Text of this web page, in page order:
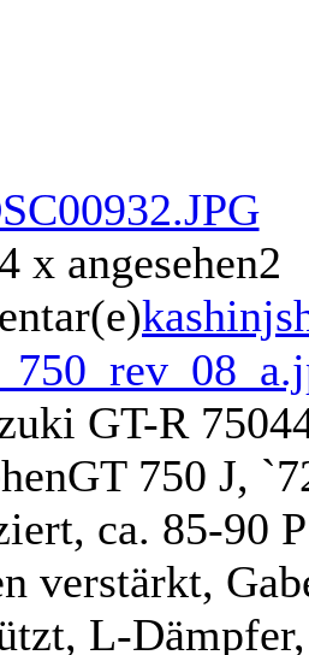
x angesehen2
GT-R 750
GT 750 J,
ca. 85-90
verstärkt,
L-